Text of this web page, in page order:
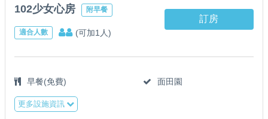
102少女心房 附早餐
適合人數 (可加1人)
訂房
早餐(免費) 面田園
更多設施資訊